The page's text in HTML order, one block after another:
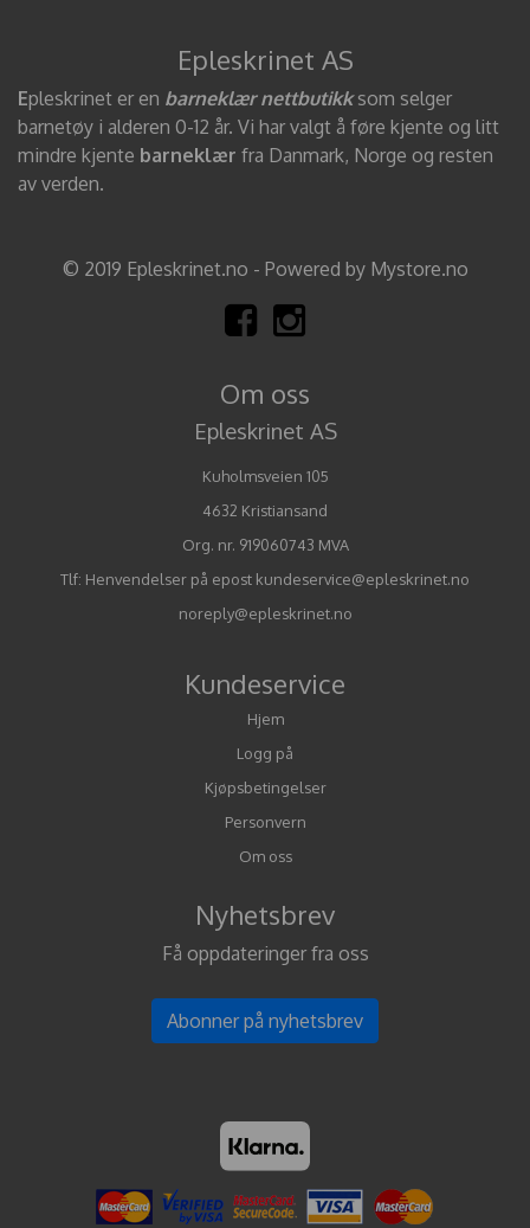
Epleskrinet AS
Epleskrinet er en barneklær nettbutikksom selger
barnetøy i alderen 0-12 år. Vi har valgt å føre kjente og litt
mindre kjente barneklær fra Danmark, Norge og resten
av verden.
© 2019 Epleskrinet.no - Powered by Mystore.no
Om oss
Epleskrinet AS
Kuholmsveien 105
4632 Kristiansand
Org. nr. 919060743 MVA
Tlf: Henvendelser på epost kundeservice@epleskrinet.no
noreply@epleskrinet.no
Kundeservice
Hjem
Logg på
Kjøpsbetingelser
Personvern
Om oss
Nyhetsbrev
Få oppdateringer fra oss
Abonner på nyhetsbrev